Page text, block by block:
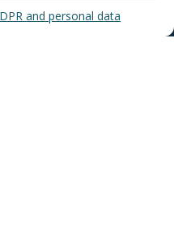
and personal data